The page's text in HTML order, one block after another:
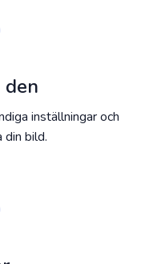
den
inställningar och
bild.